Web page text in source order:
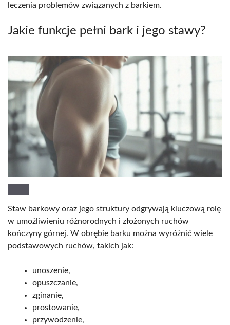
leczenia problemów związanych z barkiem.
Jakie funkcje pełni bark i jego stawy?
Staw barkowy oraz jego struktury odgrywają kluczową rolę
w umożliwieniu różnorodnych i złożonych ruchów
kończyny górnej. W obrębie barku można wyróżnić wiele
podstawowych ruchów, takich jak:
unoszenie,
opuszczanie,
zginanie,
prostowanie,
przywodzenie,